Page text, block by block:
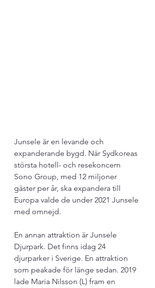
Junsele är en levande och
expanderande bygd. När Sydkoreas
största hotell- och resekoncern
Sono Group, med 12 miljoner
gäster per år, ska expandera till
Europa valde de under 2021 Junsele
med omnejd.
En annan attraktion är Junsele
Djurpark. Det finns idag 24
djurparker i Sverige. En attraktion
som peakade för länge sedan. 2019
lade Maria Nilsson (L) fram en